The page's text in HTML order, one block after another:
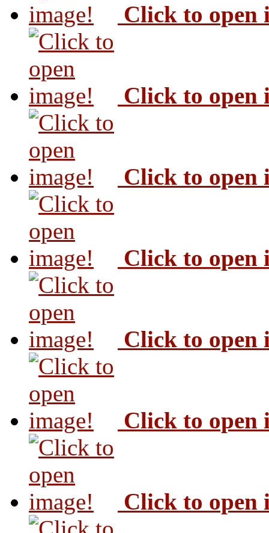
Click to open
Click to open
Click to open
Click to open
Click to open
Click to open
Click to open